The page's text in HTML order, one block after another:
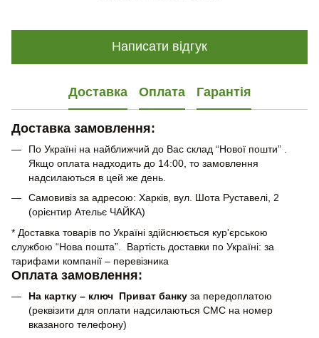
Написати відгук
Доставка Оплата Гарантія
Доставка замовлення:
По Україні на найближчий до Вас склад “Нової пошти” .
Якщо оплата надходить до 14:00, то замовлення
надсилаються в цей же день.
Самовивіз за адресою: Харків, вул. Шота Руставелі, 2
(орієнтир Ательє ЧАЙКА)
* Доставка товарів по Україні здійснюється кур'єрською
службою “Нова пошта”. Вартість доставки по Україні: за
тарифами компанії – перевізника
Оплата замовлення:
На картку – ключ Приват банку за передоплатою
(реквізити для оплати надсилаються СМС на номер
вказаного телефону)